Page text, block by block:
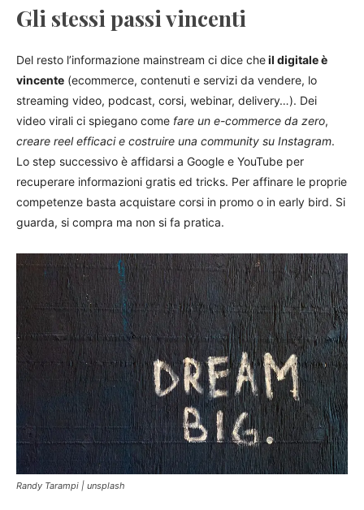
Gli stessi passi vincenti
Del resto l’informazione mainstream ci dice cheil digitale è
vincente (ecommerce, contenuti e servizi da vendere, lo
streaming video, podcast, corsi, webinar, delivery…). Dei
video virali ci spiegano come fare un e-commerce da zero,
creare reel efficaci e costruire una community su Instagram.
Lo step successivo è affidarsi a Google e YouTube per
recuperare informazioni gratis ed tricks. Per affinare le proprie
competenze basta acquistare corsi in promo o in early bird. Si
guarda, si compra ma non si fa pratica.
Randy Tarampi | unsplash